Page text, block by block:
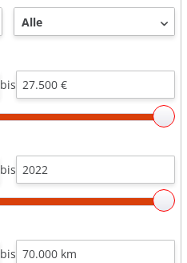
bis
bis
bis